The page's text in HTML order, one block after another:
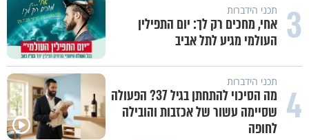
3 תכני הידברות
אחי, מחכים רק לך: יום התפילין
העולמי מגיע לתל אביב
4 תכני הידברות
מה הסיכוי להתחתן בגיל 37? הפעולה
שסיימה עשור של אכזבות והובילה
לחופה